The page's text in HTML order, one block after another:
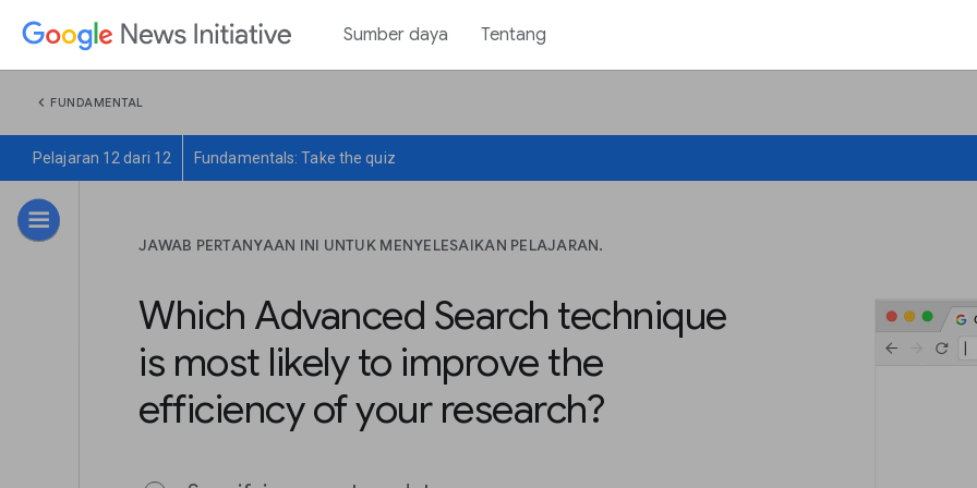
Sumber daya Tentang
chevron_left FUNDAMENTAL
Pelajaran 12 dari 12 Fundamentals: Take the quiz
JAWAB PERTANYAAN INI UNTUK MENYELESAIKAN PELAJARAN.
Which Advanced Search technique
is most likely to improve the
efficiency of your research?